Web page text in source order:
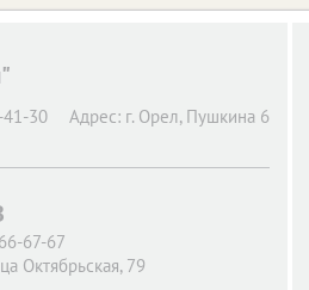
41-30 Адрес: г. Орел, Пушкина 6
67-67
Октябрьская, 79